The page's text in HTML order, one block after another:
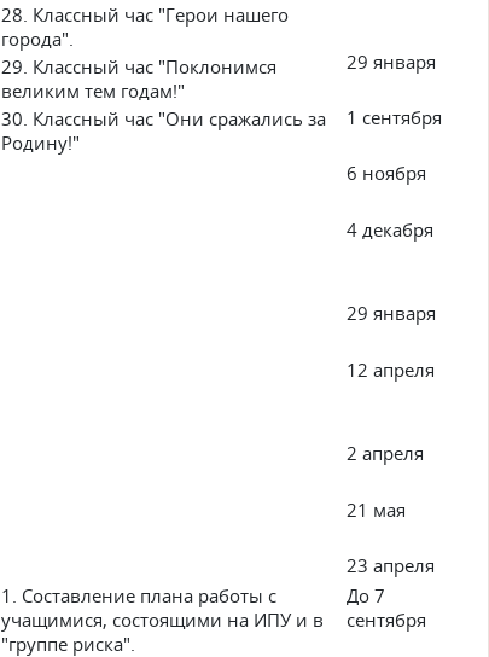
28. Классный час "Герои нашего
города".
29. Классный час "Поклонимся
великим тем годам!"
30. Классный час "Они сражались за
Родину!"
29 января
1 сентября
6 ноября
4 декабря
29 января
12 апреля
2 апреля
21 мая
23 апреля
1. Составление плана работы с
учащимися, состоящими на ИПУ и в
"группе риска".
До 7
сентября